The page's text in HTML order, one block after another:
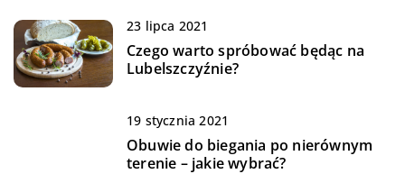
23 lipca 2021
Czego warto spróbować będąc na
Lubelszczyźnie?
19 stycznia 2021
Obuwie do biegania po nierównym
terenie – jakie wybrać?